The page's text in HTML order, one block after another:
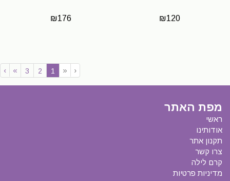
₪120
₪176
‹
«
1
2
3
»
›
מפת האתר
ראשי
אודותינו
תקנון אתר
צרו קשר
קרם לילה
מדיניות פרטיות